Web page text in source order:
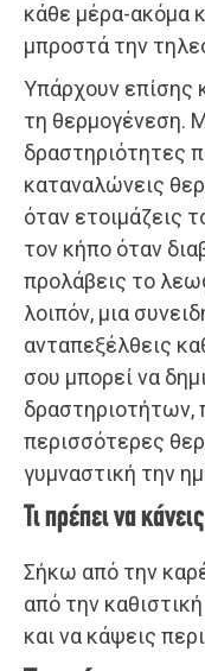
κάθε μέρα-ακόμα
μπροστά την
Υπάρχουν επίσης
τη θερμογένεση.
δραστηριότητες
καταναλώνεις
όταν ετοιμάζεις
τον κήπο όταν
προλάβεις το
λοιπόν, μια
ανταπεξέλθεις
σου μπορεί να
δραστηριοτήτων,
περισσότερες
γυμναστική την
Τι πρέπει να κάνεις
Σήκω από την
από την
και να κάψεις